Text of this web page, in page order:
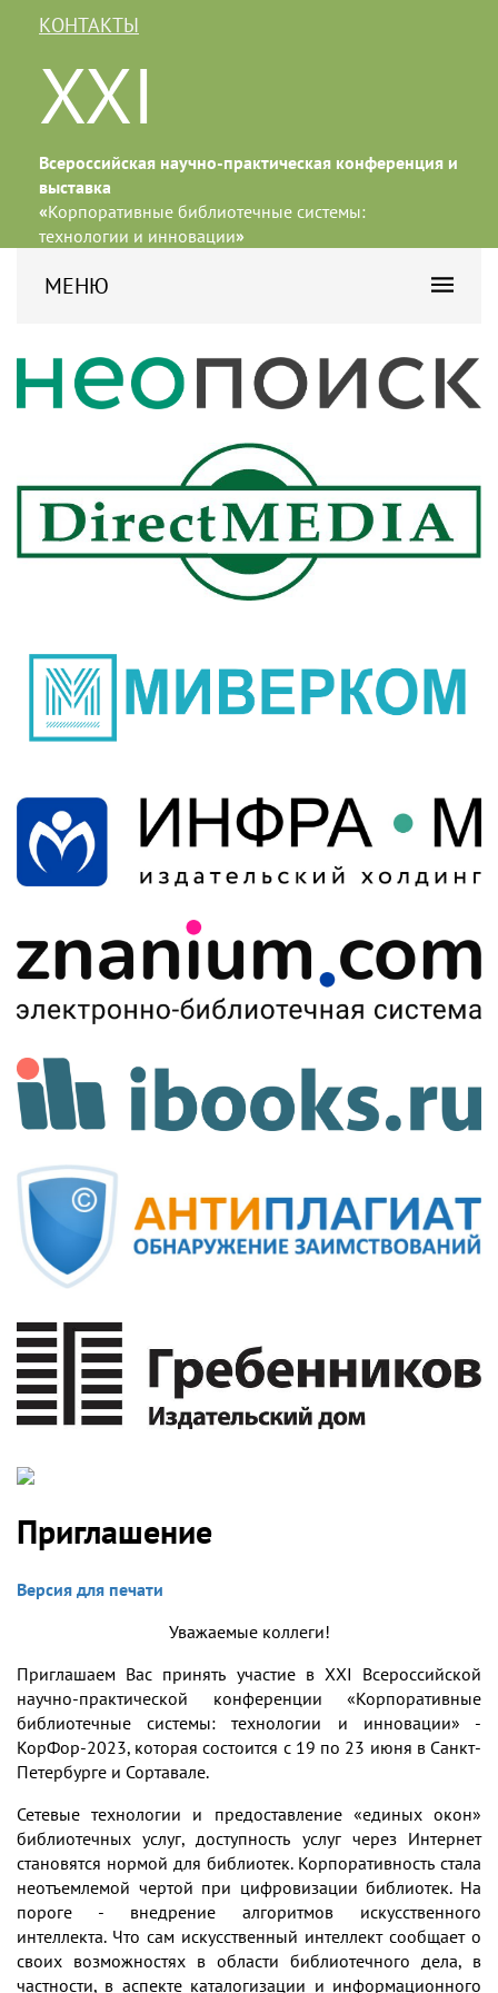
КОНТАКТЫ
XXI
Всероссийская научно-практическая конференция и
выставка
«Корпоративные библиотечные системы:
технологии и инновации»
МЕНЮ
Приглашение
Версия для печати
Уважаемые коллеги!
Приглашаем Вас принять участие в XXI Всероссийской
научно-практической конференции «Корпоративные
библиотечные системы: технологии и инновации» -
КорФор-2023, которая состоится с 19 по 23 июня в Санкт-
Петербурге и Сортавале.
Сетевые технологии и предоставление «единых окон»
библиотечных услуг, доступность услуг через Интернет
становятся нормой для библиотек. Корпоративность стала
неотъемлемой чертой при цифровизации библиотек. На
пороге - внедрение алгоритмов искусственного
интеллекта. Что сам искусственный интеллект сообщает о
своих возможностях в области библиотечного дела, в
частности, в аспекте каталогизации и информационного